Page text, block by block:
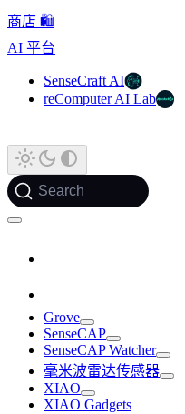
商店 🛍️
AI 平台
SenseCraft AI
reComputer AI Lab
Search
Grove
SenseCAP
SenseCAP Watcher
毫米波雷达传感器
XIAO
XIAO Gadgets